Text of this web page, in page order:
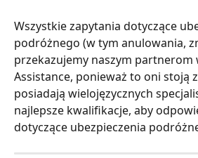
Wszystkie zapytania dotyczące
podróżnego (w tym anulowania,
przekazujemy naszym partnerom
Assistance, ponieważ to oni stoją
posiadają wielojęzycznych
najlepsze kwalifikacje, aby
dotyczące ubezpieczenia